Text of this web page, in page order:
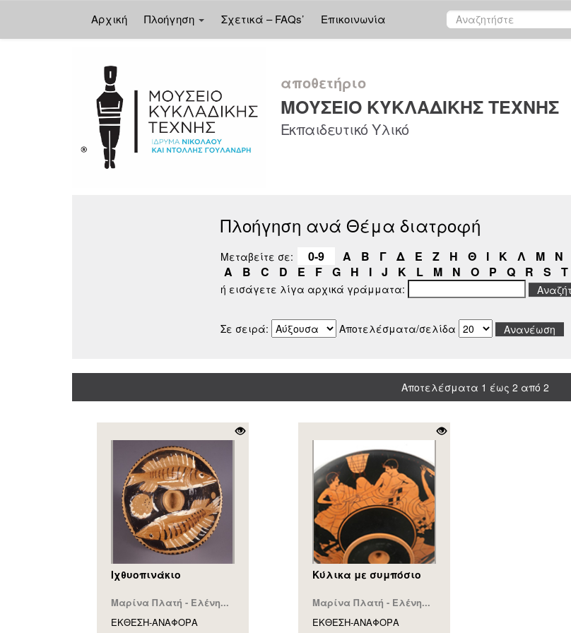
Αρχική Πλοήγηση Σχετικά – FAQs’ Επικοινωνία
αποθετήριο
ΜΟΥΣΕΙΟ ΚΥΚΛΑΔΙΚΗΣ ΤΕΧΝΗΣ
Εκπαιδευτικό Υλικό
Πλοήγηση ανά Θέμα διατροφή
Μεταβείτε σε: 0-9 Α Β Γ Δ Ε Ζ Η Θ Ι Κ Λ Μ Ν
A
B C D E F G H I J K L M N O P Q R S T
ή εισάγετε λίγα αρχικά γράμματα:
Σε σειρά: Αποτελέσματα/σελίδα
Αποτελέσματα 1 έως 2 από 2
Ιχθυοπινάκιο
Μαρίνα Πλατή - Ελένη...
ΕΚΘΕΣΗ-ΑΝΑΦΟΡA
Κύλικα με συμπόσιο
Μαρίνα Πλατή - Ελένη...
ΕΚΘΕΣΗ-ΑΝΑΦΟΡA